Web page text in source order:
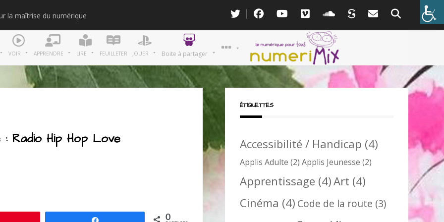
la maîtrise du numérique
VOIR APPRENDRE LIRE FEUILLETER JOUER Boite à partager
Radio Hip Hop Love
0
ÉTIQUETTES
Accessibilité / Handicap (4)
Applis Adulte (2) Applis Jeunesse (2)
Apprentissage (4)Art (4)
Cinéma (4) Code de la route (3)